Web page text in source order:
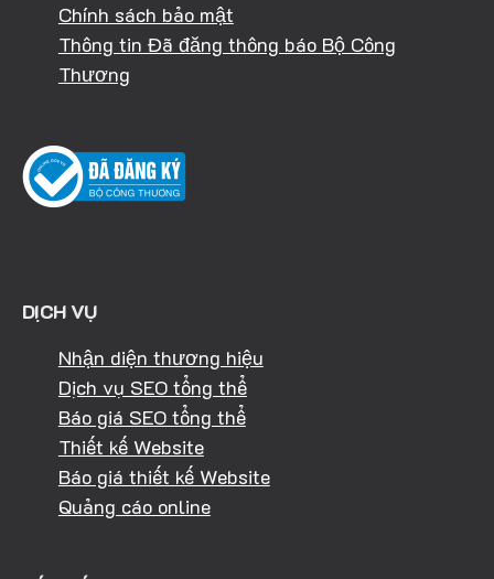
Chính sách bảo mật
Thông tin Đã đăng thông báo Bộ Công
Thương
DỊCH VỤ
Nhận diện thương hiệu
Dịch vụ SEO tổng thể
Báo giá SEO tổng thể
Thiết kế Website
Báo giá thiết kế Website
Quảng cáo online